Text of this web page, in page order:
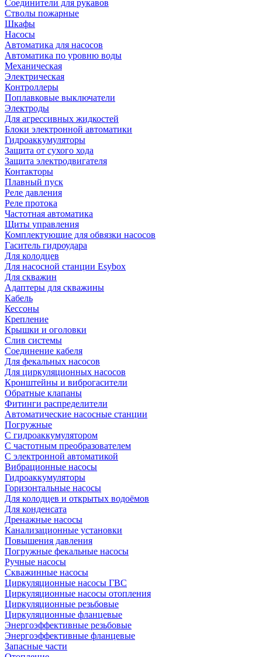
Соединители для рукавов
Стволы пожарные
Шкафы
Насосы
Автоматика для насосов
Автоматика по уровню воды
Механическая
Электрическая
Контроллеры
Поплавковые выключатели
Электроды
Для агрессивных жидкостей
Блоки электронной автоматики
Гидроаккумуляторы
Защита от сухого хода
Защита электродвигателя
Контакторы
Плавный пуск
Реле давления
Реле протока
Частотная автоматика
Щиты управления
Комплектующие для обвязки насосов
Гаситель гидроудара
Для колодцев
Для насосной станции Esybox
Для скважин
Адаптеры для скважины
Кабель
Кессоны
Крепление
Крышки и оголовки
Слив системы
Соединение кабеля
Для фекальных насосов
Для циркуляционных насосов
Кронштейны и виброгасители
Обратные клапаны
Фитинги распределители
Автоматические насосные станции
Погружные
С гидроаккумулятором
С частотным преобразователем
С электронной автоматикой
Вибрационные насосы
Гидроаккумуляторы
Горизонтальные насосы
Для колодцев и открытых водоёмов
Для конденсата
Дренажные насосы
Канализационные установки
Повышения давления
Погружные фекальные насосы
Ручные насосы
Скважинные насосы
Циркуляционные насосы ГВС
Циркуляционные насосы отопления
Циркуляционные резьбовые
Циркуляционные фланцевые
Энергоэффективные резьбовые
Энергоэффективные фланцевые
Запасные части